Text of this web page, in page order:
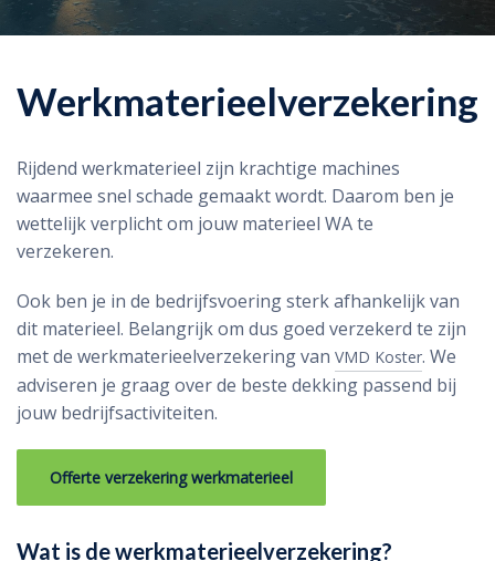
Werkmaterieelverzekering
Rijdend werkmaterieel zijn krachtige machines
waarmee snel schade gemaakt wordt. Daarom ben je
wettelijk verplicht om jouw materieel WA te
verzekeren.
Ook ben je in de bedrijfsvoering sterk afhankelijk van
dit materieel. Belangrijk om dus goed verzekerd te zijn
met de werkmaterieelverzekering van VMD Koster. We
adviseren je graag over de beste dekking passend bij
jouw bedrijfsactiviteiten.
Offerte verzekering werkmaterieel
Wat is de werkmaterieelverzekering?